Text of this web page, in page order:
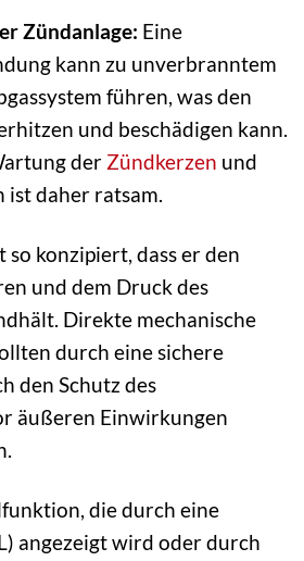
Zündanlage: Eine
kann zu unverbranntem
führen, was den
und beschädigen kann.
der Zündkerzen und
ist daher ratsam.
konzipiert, dass er den
und dem Druck des
Direkte mechanische
durch eine sichere
den Schutz des
äußeren Einwirkungen
die durch eine
angezeigt wird oder durch